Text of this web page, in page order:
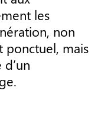
les
non
ponctuel, mais